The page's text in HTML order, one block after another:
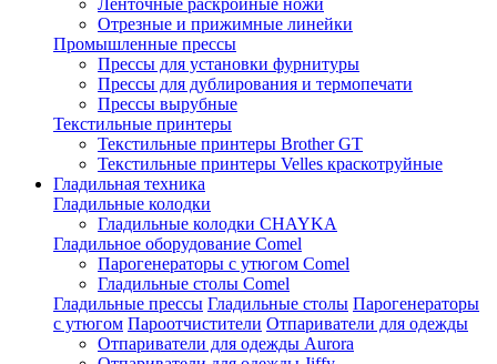
Ленточные раскройные ножи
Отрезные и прижимные линейки
Промышленные прессы
Прессы для установки фурнитуры
Прессы для дублирования и термопечати
Прессы вырубные
Текстильные принтеры
Текстильные принтеры Brother GT
Текстильные принтеры Velles краскотруйные
Гладильная техника
Гладильные колодки
Гладильные колодки CHAYKA
Гладильное оборудование Comel
Парогенераторы с утюгом Comel
Гладильные столы Comel
Гладильные прессы Гладильные столы Парогенераторы
с утюгом Пароотчистители Отпариватели для одежды
Отпариватели для одежды Aurora